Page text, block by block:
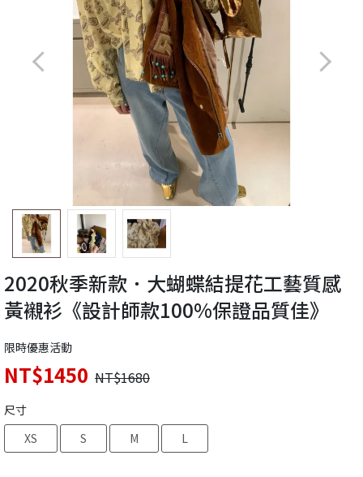
2020秋季新款．大蝴蝶結提花工藝質感
黃襯衫《設計師款100%保證品質佳》
限時優惠活動
NT$1450 NT$1680
尺寸
XS
S M L